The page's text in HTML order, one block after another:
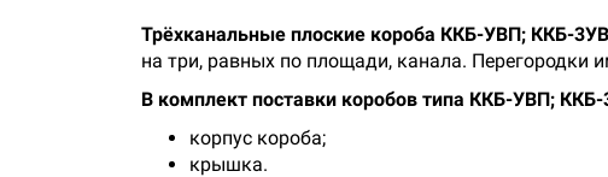
Трёхканальные плоские короба ККБ-УВП; ККБ-
на три, равных по площади, канала. Перегородки
В комплект поставки коробов типа ККБ-УВП;
корпус короба;
крышка.